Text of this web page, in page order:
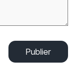
Publier